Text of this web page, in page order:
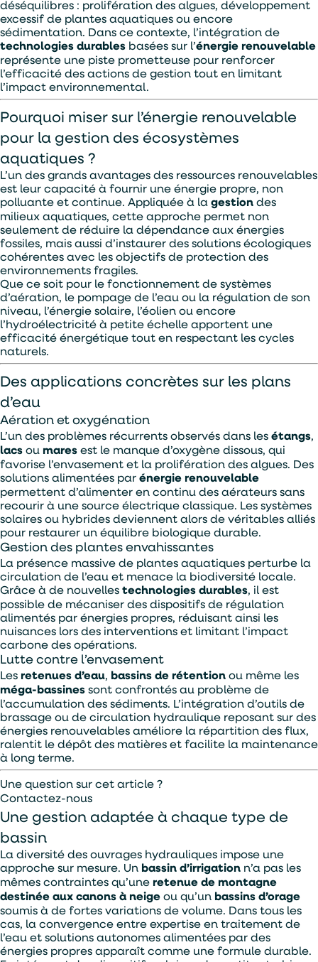
Je souhaite être contacter par :
Téléphone Mail
En soumettant ce formulaire, j'accepte que les
informations saisies soient exploitées par TASO
dans le cadre de ma demande de devis.
ENVOYER
Alternative:
déséquilibres : prolifération des algues, développement
excessif de plantes aquatiques ou encore
sédimentation. Dans ce contexte, l’intégration de
technologies durables basées sur l’énergie renouvelable
représente une piste prometteuse pour renforcer
l’efficacité des actions de gestion tout en limitant
l’impact environnemental.
Pourquoi miser sur l’énergie renouvelable
pour la gestion des écosystèmes
aquatiques ?
L’un des grands avantages des ressources renouvelables
est leur capacité à fournir une énergie propre, non
polluante et continue. Appliquée à la gestiondes
milieux aquatiques, cette approche permet non
seulement de réduire la dépendance aux énergies
fossiles, mais aussi d’instaurer des solutions écologiques
cohérentes avec les objectifs de protection des
environnements fragiles.
Que ce soit pour le fonctionnement de systèmes
d’aération, le pompage de l’eau ou la régulation de son
niveau, l’énergie solaire, l’éolien ou encore
l’hydroélectricité à petite échelle apportent une
efficacité énergétique tout en respectant les cycles
naturels.
Des applications concrètes sur les plans
d’eau
Aération et oxygénation
L’un des problèmes récurrents observés dans lesétangs,
lacsou maresest le manque d’oxygène dissous, qui
favorise l’envasement et la prolifération des algues. Des
solutions alimentées parénergie renouvelable
permettent d’alimenter en continu des aérateurs sans
recourir à une source électrique classique. Les systèmes
solaires ou hybrides deviennent alors de véritables alliés
pour restaurer un équilibre biologique durable.
Gestion des plantes envahissantes
La présence massive de plantes aquatiques perturbe la
circulation de l’eau et menace la biodiversité locale.
Grâce à de nouvellestechnologies durables, il est
possible de mécaniser des dispositifs de régulation
alimentés par énergies propres, réduisant ainsi les
nuisances lors des interventions et limitant l’impact
carbone des opérations.
Lutte contre l’envasement
Les retenues d’eau, bassins de rétentionou même les
méga-bassinessont confrontés au problème de
l’accumulation des sédiments. L’intégration d’outils de
brassage ou de circulation hydraulique reposant sur des
énergies renouvelables améliore la répartition des flux,
ralentit le dépôt des matières et facilite la maintenance
à long terme.
Une question sur cet article ?
Contactez-nous
Une gestion adaptée à chaque type de
bassin
La diversité des ouvrages hydrauliques impose une
approche sur mesure. Un bassin d’irrigation n’a pas les
mêmes contraintes qu’une retenue de montagne
destinée aux canons à neigeou qu’un bassins d’orage
soumis à de fortes variations de volume. Dans tous les
cas, la convergence entre expertise en traitement de
l’eau et solutions autonomes alimentées par des
énergies propres apparaît comme une formule durable.